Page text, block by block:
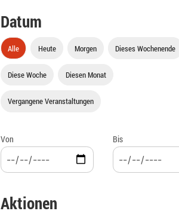
Datum
Alle Heute Morgen Dieses Wochenende
Diese Woche Diesen Monat
Vergangene Veranstaltungen
Von Bis
Aktionen